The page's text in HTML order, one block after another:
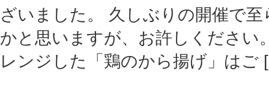
ざいました。 久しぶりの開催で
かと思いますが、お許しください
レンジした「鶏のから揚げ」は